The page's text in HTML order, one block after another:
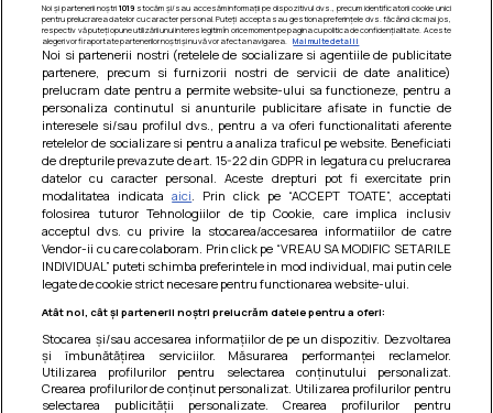
Barcute din vinete cu arpagic rosu
Un deliciu usor de preparat!
Noi și partenerii noștri 1019stocăm și/sau accesăm informații pe dispozitivul dvs., precum identificatorii cookie unici
pentru prelucrarea datelor cu caracter personal. Puteți accepta sau gestiona preferințele dvs. făcând clic mai jos,
respectiv vă puteți opune utilizării unui interes legitim în orice moment pe pagina cu politica de confidențialitate. Aceste
alegeri vor fi raportate partenerilor noștri și nu vă vor afecta navigarea.
Mai multe detalii
Noi si partenerii nostri (retelele de socializare si agentiile de publicitate
partenere, precum si furnizorii nostri de servicii de date analitice)
prelucram date pentru a permite website-ului sa functioneze, pentru a
personaliza continutul si anunturile publicitare afisate in functie de
interesele si/sau profilul dvs., pentru a va oferi functionalitati aferente
retelelor de socializare si pentru a analiza traficul pe website. Beneficiati
de drepturile prevazute de art. 15-22 din GDPR in legatura cu prelucrarea
datelor cu caracter personal. Aceste drepturi pot fi exercitate prin
modalitatea indicataaici . Prin click pe “ACCEPT TOATE”, acceptati
folosirea tuturor Tehnologiilor de tip Cookie, care implica inclusiv
acceptul dvs. cu privire la stocarea/accesarea informatiilor de catre
Vendor-ii cu care colaboram. Prin click pe “VREAU SA MODIFIC SETARILE
INDIVIDUAL” puteti schimba preferintele in mod individual, mai putin cele
legate de cookie strict necesare pentru functionarea website-ului.
Atât noi, cât și partenerii noștri prelucrăm datele pentru a oferi:
Stocarea și/sau accesarea informațiilor de pe un dispozitiv. Dezvoltarea
și îmbunătățirea serviciilor. Măsurarea performanței reclamelor.
Utilizarea profilurilor pentru selectarea conținutului personalizat.
Crearea profilurilor de conținut personalizat. Utilizarea profilurilor pentru
selectarea publicității personalizate. Crearea profilurilor pentru